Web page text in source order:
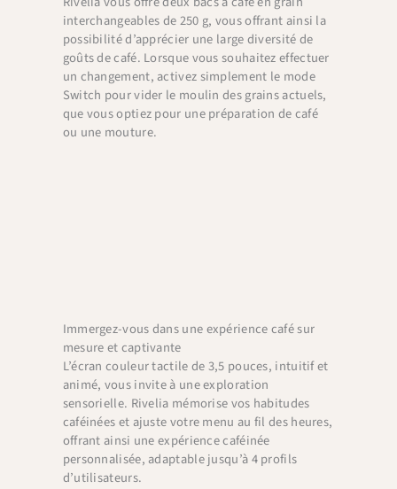
interchangeables de 250 g, vous offrant ainsi la
possibilité d’apprécier une large diversité de
goûts de café. Lorsque vous souhaitez effectuer
un changement, activez simplement le mode
Switch pour vider le moulin des grains actuels,
que vous optiez pour une préparation de café
ou une mouture.
Immergez-vous dans une expérience café sur
mesure et captivante
L’écran couleur tactile de 3,5 pouces, intuitif et
animé, vous invite à une exploration
sensorielle. Rivelia mémorise vos habitudes
caféinées et ajuste votre menu au fil des heures,
offrant ainsi une expérience caféinée
personnalisée, adaptable jusqu’à 4 profils
d’utilisateurs.